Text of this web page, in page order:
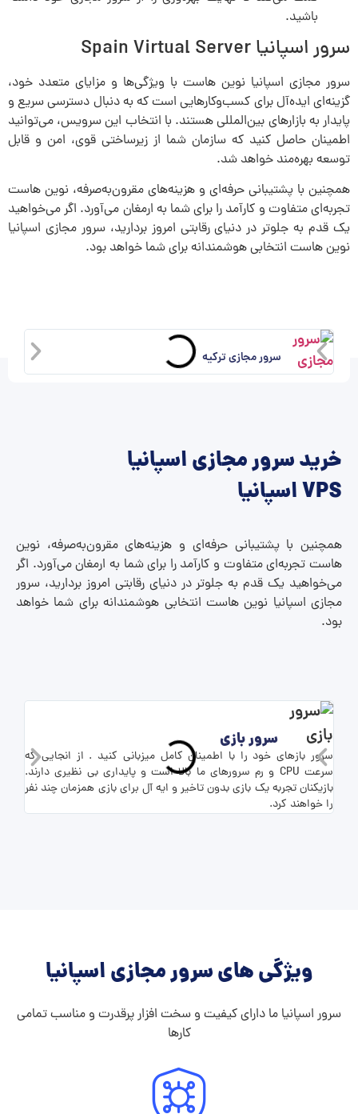
باشید.
سرور اسپانیا Spain Virtual Server
سرور مجازی اسپانیا نوین هاست با ویژگی‌ها و مزایای متعدد خود،
گزینه‌ای ایده‌آل برای کسب‌وکارهایی است که به دنبال دسترسی سریع و
پایدار به بازارهای بین‌المللی هستند. با انتخاب این سرویس، می‌توانید
اطمینان حاصل کنید که سازمان شما از زیرساختی قوی، امن و قابل
توسعه بهره‌مند خواهد شد.
همچنین با پشتیبانی حرفه‌ای و هزینه‌های مقرون‌به‌صرفه، نوین هاست
تجربه‌ای متفاوت و کارآمد را برای شما به ارمغان می‌آورد. اگر می‌خواهید
یک قدم به جلوتر در دنیای رقابتی امروز بردارید، سرور مجازی اسپانیا
نوین هاست انتخابی هوشمندانه برای شما خواهد بود.
سرور مجازی ترکیه
خرید سرور مجازی اسپانیا
VPS اسپانیا
همچنین با پشتیبانی حرفه‌ای و هزینه‌های مقرون‌به‌صرفه، نوین
هاست تجربه‌ای متفاوت و کارآمد را برای شما به ارمغان می‌آورد. اگر
می‌خواهید یک قدم به جلوتر در دنیای رقابتی امروز بردارید، سرور
مجازی اسپانیا نوین هاست انتخابی هوشمندانه برای شما خواهد
بود.
سرور بازی
سرور بازهای خود را با اطمینان کامل میزبانی کنید . از انجایی که
سرعت CPU و رم سرورهای ما بالا است و پایداری بی نظیری دارند.
بازیکنان تجربه یک بازی بدون تاخیر و ایه آل برای بازی همزمان چند نفر
را خواهند کرد.
ویژگی های سرور مجازی اسپانیا
سرور اسپانیا ما دارای کیفیت و سخت افزار پرقدرت و مناسب تمامی
کارها